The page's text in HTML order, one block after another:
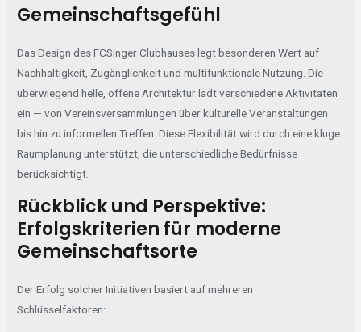
Gemeinschaftsgefühl
Das Design des FCSinger Clubhauses legt besonderen Wert auf
Nachhaltigkeit, Zugänglichkeit und multifunktionale Nutzung. Die
überwiegend helle, offene Architektur lädt verschiedene Aktivitäten
ein — von Vereinsversammlungen über kulturelle Veranstaltungen
bis hin zu informellen Treffen. Diese Flexibilität wird durch eine kluge
Raumplanung unterstützt, die unterschiedliche Bedürfnisse
berücksichtigt.
Rückblick und Perspektive:
Erfolgskriterien für moderne
Gemeinschaftsorte
Der Erfolg solcher Initiativen basiert auf mehreren
Schlüsselfaktoren: